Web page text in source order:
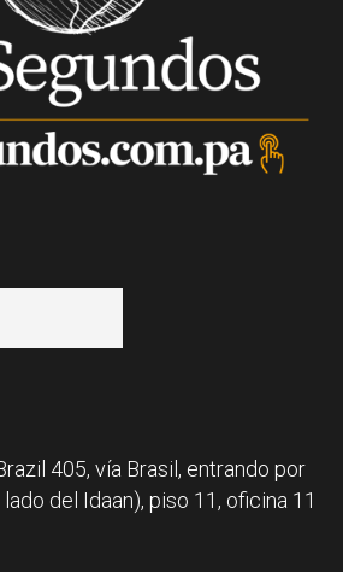
405, vía Brasil, entrando por
lado del Idaan), piso 11, oficina 11